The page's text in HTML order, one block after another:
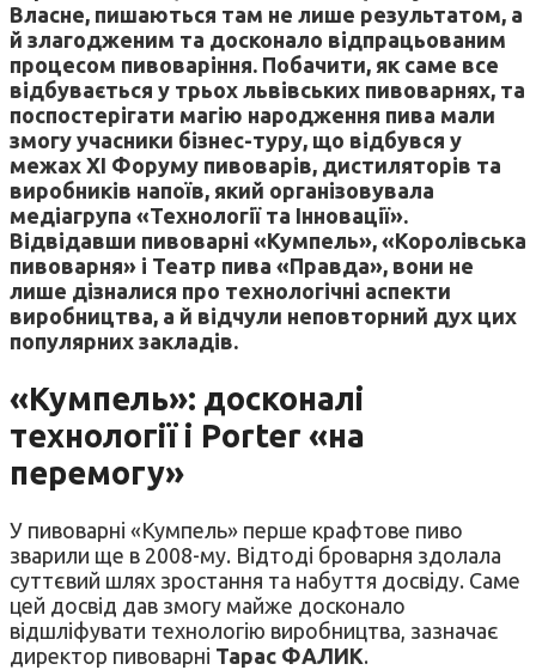
Власне, пишаються там не лише результатом, а
й злагодженим та досконало відпрацьованим
процесом пивоваріння. Побачити, як саме все
відбувається у трьох львівських пивоварнях, та
поспостерігати магію народження пива мали
змогу учасники бізнес-туру, що відбувся у
межах ХI Форуму пивоварів, дистиляторів та
виробників напоїв, який організовувала
медіагрупа «Технології та Інновації».
Відвідавши пивоварні «Кумпель», «Королівська
пивоварня» і Театр пива «Правда», вони не
лише дізналися про технологічні аспекти
виробництва, а й відчули неповторний дух цих
популярних закладів.
«Кумпель»: досконалі
технології і Porter «на
перемогу»
У пивоварні «Кумпель» перше крафтове пиво
зварили ще в 2008-му. Відтоді броварня здолала
суттєвий шлях зростання та набуття досвіду. Саме
цей досвід дав змогу майже досконало
відшліфувати технологію виробництва, зазначає
директор пивоварні Тарас ФАЛИК.